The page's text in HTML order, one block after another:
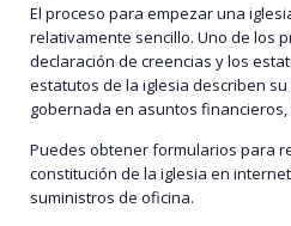
El proceso para empezar una
relativamente sencillo. Uno de los
declaración de creencias y los
estatutos de la iglesia describen
gobernada en asuntos financieros,
Puedes obtener formularios para
constitución de la iglesia en
suministros de oficina.